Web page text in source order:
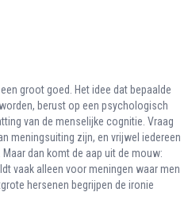
groot goed. Het idee dat bepaalde
berust op een psychologisch
van de menselijke cognitie. Vraag
meningsuiting zijn, en vrijwel iedereen
dan komt de aap uit de mouw:
vaak alleen voor meningen waar men
hersenen begrijpen de ironie